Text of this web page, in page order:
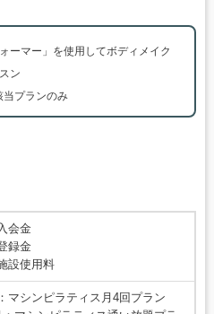
ーマー」を使用してボディメイク
ン
プランのみ
会金
録金
設使用料
マシンピラティス月4回プラン